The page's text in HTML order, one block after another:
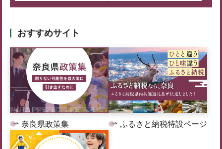
おすすめサイト
奈良県政策集 ふるさと納税特設ページ